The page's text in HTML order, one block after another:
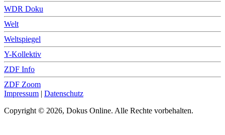
WDR Doku
Welt
Weltspiegel
Y-Kollektiv
ZDF Info
ZDF Zoom
Impressum | Datenschutz
Copyright © 2026, Dokus Online. Alle Rechte vorbehalten.